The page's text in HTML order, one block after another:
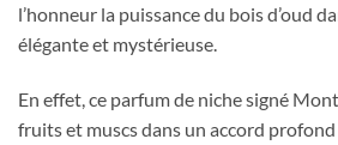
l’honneur la puissance du bois d’oud
élégante et mystérieuse.
En effet, ce parfum de niche signé
fruits et muscs dans un accord